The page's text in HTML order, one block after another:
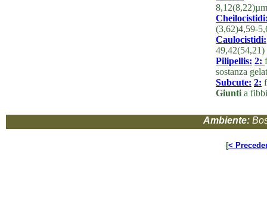
(3,62)4,59-
Caulocistidi:
Pilipellis: 2:
sostanza
Subcute: 2:
Giunti a
Ambiente:
[<